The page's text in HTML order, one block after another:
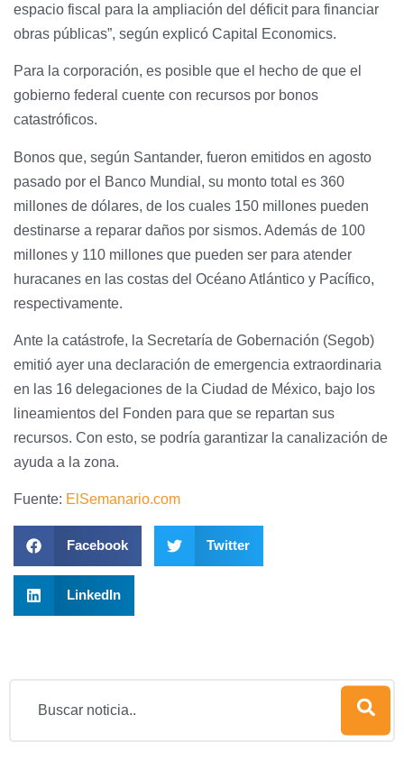
espacio fiscal para la ampliación del déficit para financiar
obras públicas”, según explicó Capital Economics.
Para la corporación, es posible que el hecho de que el
gobierno federal cuente con recursos por bonos
catastróficos.
Bonos que, según Santander, fueron emitidos en agosto
pasado por el Banco Mundial, su monto total es 360
millones de dólares, de los cuales 150 millones pueden
destinarse a reparar daños por sismos. Además de 100
millones y 110 millones que pueden ser para atender
huracanes en las costas del Océano Atlántico y Pacífico,
respectivamente.
Ante la catástrofe, la Secretaría de Gobernación (Segob)
emitió ayer una declaración de emergencia extraordinaria
en las 16 delegaciones de la Ciudad de México, bajo los
lineamientos del Fonden para que se repartan sus
recursos. Con esto, se podría garantizar la canalización de
ayuda a la zona.
Fuente: ElSemanario.com
Facebook Twitter
LinkedIn